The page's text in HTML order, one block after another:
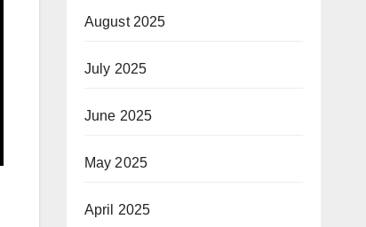
August 2025
July 2025
June 2025
May 2025
April 2025